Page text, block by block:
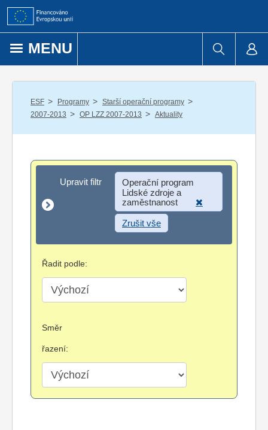
Přejít k obsahu
MENU
ESF / Programy / Starší operační programy /
2007-2013 / OP LZZ 2007-2013 / Aktuality
Upravit filtr
Upravit filtr
Operační program
Lidské zdroje a
zaměstnanost
Zrušit vše
Řadit podle:
Směr
řazení: